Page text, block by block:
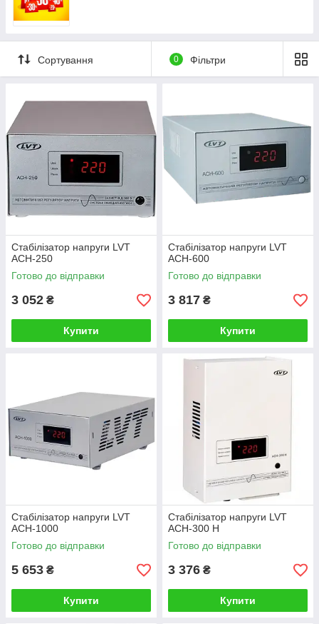
Сортування 0 Фільтри
Стабілізатор напруги LVT
АСН-250
Готово до відправки
3 052 ₴
Купити
Стабілізатор напруги LVT
ACH-600
Готово до відправки
3 817 ₴
Купити
Стабілізатор напруги LVT
ACH-1000
Готово до відправки
5 653 ₴
Купити
Стабілізатор напруги LVT
ACH-300 H
Готово до відправки
3 376 ₴
Купити